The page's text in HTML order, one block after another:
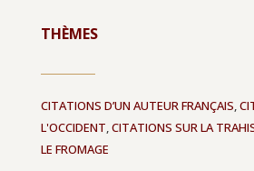
THÈMES
CITATIONS D’UN AUTEUR FRANÇAIS,
L'OCCIDENT,CITATIONS SUR LA
LE FROMAGE